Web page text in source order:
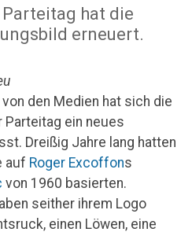
hat die
erneuert.
den Medien hat sich die
Parteitag ein neues
Dreißig Jahre lang hatten
auf Roger Excoffons
von 1960 basierten.
seither ihrem Logo
einen Löwen, eine